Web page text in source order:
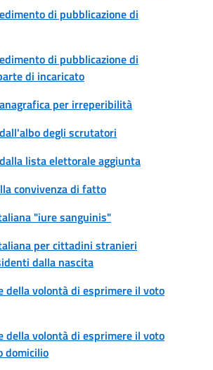
di pubblicazione di
di pubblicazione di
di incaricato
per irreperibilità
degli scrutatori
lista elettorale aggiunta
convivenza di fatto
"iure sanguinis"
per cittadini stranieri
dalla nascita
della volontà di esprimere il voto
della volontà di esprimere il voto
domicilio